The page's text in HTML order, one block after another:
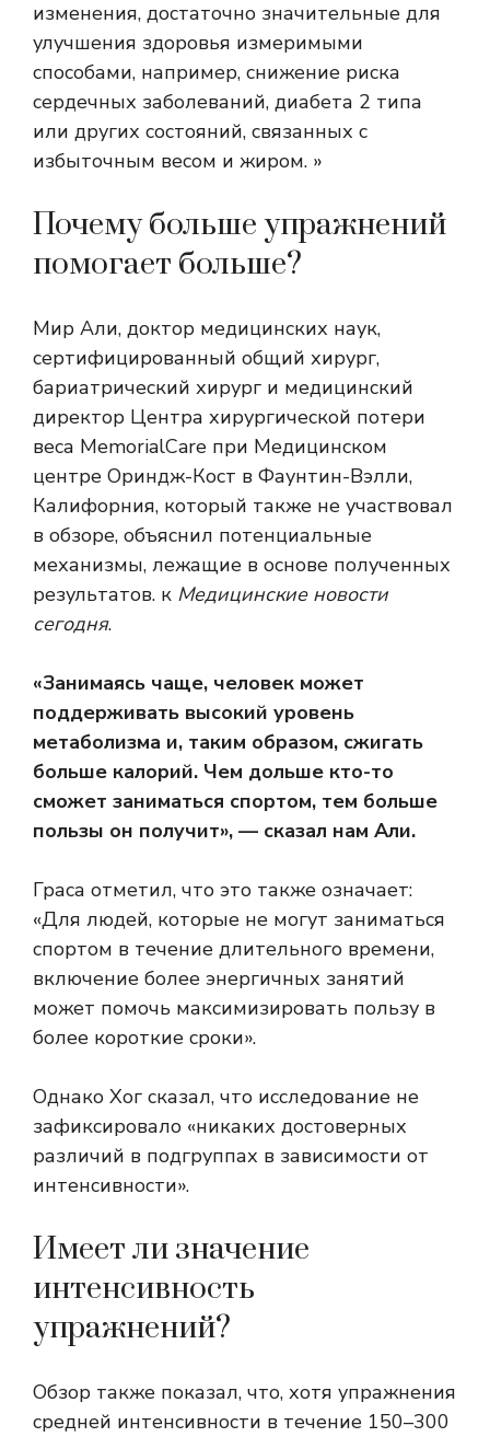
изменения, достаточно значительные для
улучшения здоровья измеримыми
способами, например, снижение риска
сердечных заболеваний, диабета 2 типа
или других состояний, связанных с
избыточным весом и жиром. »
Почему больше упражнений
помогает больше?
Мир Али, доктор медицинских наук,
сертифицированный общий хирург,
бариатрический хирург и медицинский
директор Центра хирургической потери
веса MemorialCare при Медицинском
центре Ориндж-Кост в Фаунтин-Вэлли,
Калифорния, который также не участвовал
в обзоре, объяснил потенциальные
механизмы, лежащие в основе полученных
результатов. к Медицинские новости
сегодня.
«Занимаясь чаще, человек может
поддерживать высокий уровень
метаболизма и, таким образом, сжигать
больше калорий. Чем дольше кто-то
сможет заниматься спортом, тем больше
пользы он получит», — сказал нам Али.
Граса отметил, что это также означает:
«Для людей, которые не могут заниматься
спортом в течение длительного времени,
включение более энергичных занятий
может помочь максимизировать пользу в
более короткие сроки».
Однако Хог сказал, что исследование не
зафиксировало «никаких достоверных
различий в подгруппах в зависимости от
интенсивности».
Имеет ли значение
интенсивность
упражнений?
Обзор также показал, что, хотя упражнения
средней интенсивности в течение 150–300